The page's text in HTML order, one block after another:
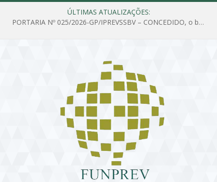
ÚLTIMAS ATUALIZAÇÕES:
PORTARIA Nº 025/2026-GP/IPREVSSBV – CONCEDIDO, o benefício de PENSÃO a MARIA ESTELA DOS SANTOS SOUZA